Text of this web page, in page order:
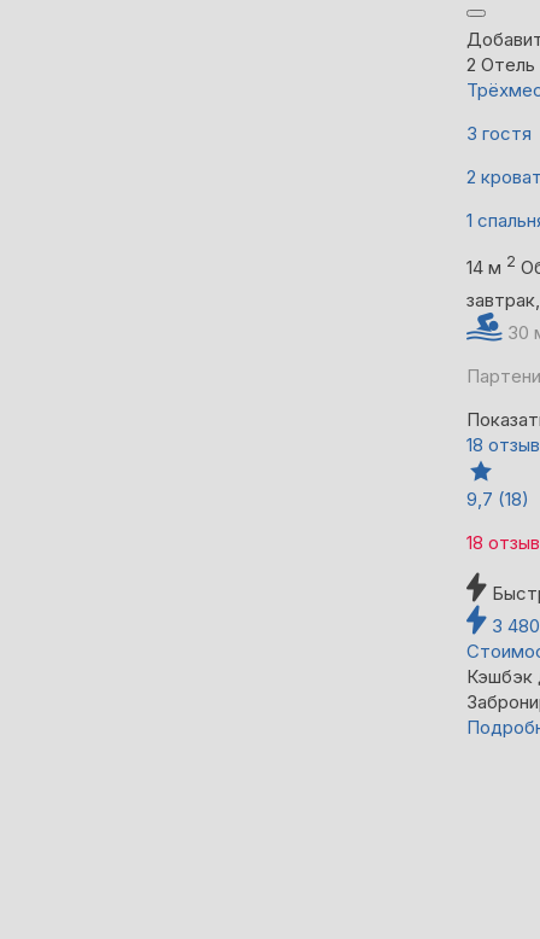
2 Отель
3 гостя
2
1
14 м 2
30
18
9,7 (18)
18
3 480
Кэшбэк